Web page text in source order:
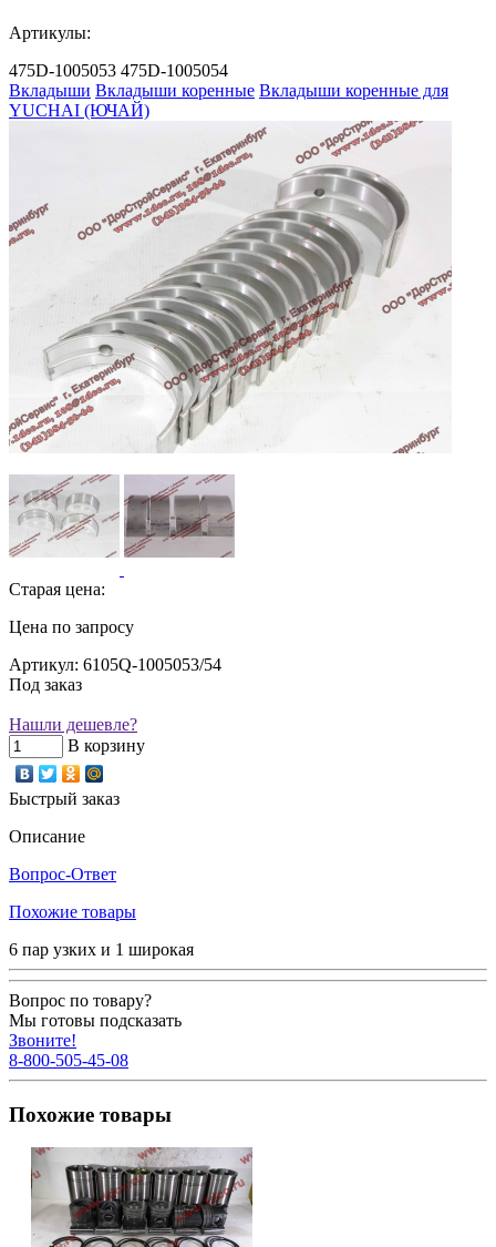
Артикулы:
475D-1005053 475D-1005054
Вкладыши Вкладыши коренные Вкладыши коренные для
YUCHAI (ЮЧАЙ)
Старая цена:
Цена по запросу
Артикул: 6105Q-1005053/54
Под заказ
Нашли дешевле?
В корзину
Быстрый заказ
Описание
Вопрос-Ответ
Похожие товары
6 пар узких и 1 широкая
Вопрос по товару?
Мы готовы подсказать
Звоните!
8-800-505-45-08
Похожие товары